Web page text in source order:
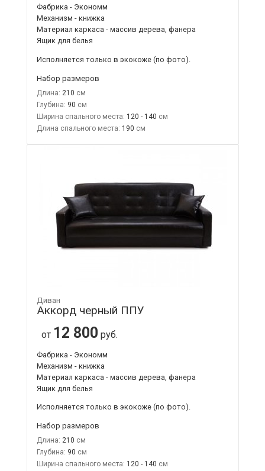
Фабрика - Экономм
Механизм - книжка
Материал каркаса - массив дерева, фанера
Ящик для белья
Исполняется только в экокоже (по фото).
Набор размеров
Длина: 210
Глубина: 90
Ширина спального места: 120 - 140
Длина спального места: 190
Диван
Аккорд черный ППУ
от 12 800 руб.
Фабрика - Экономм
Механизм - книжка
Материал каркаса - массив дерева, фанера
Ящик для белья
Исполняется только в экокоже (по фото).
Набор размеров
Длина: 210
Глубина: 90
Ширина спального места: 120 - 140